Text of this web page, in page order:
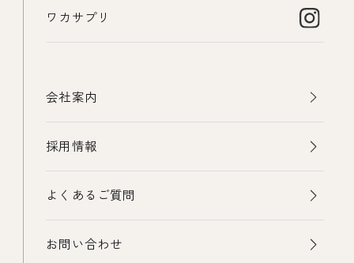
ワカサプリ
会社案内
採用情報
よくあるご質問
お問い合わせ